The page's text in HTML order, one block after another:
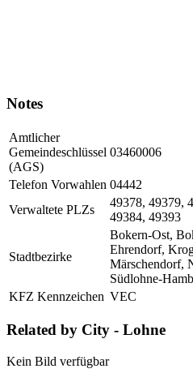
Notes
Amtlicher
Gemeindeschlüssel
(AGS)
03460006
Telefon Vorwahlen 04442
Verwaltete PLZs
49378, 49379,
49384, 49393
Stadtbezirke
Bokern-Ost,
Ehrendorf,
Märschendorf,
Südlohne-
KFZ Kennzeichen VEC
Related by City - Lohne
Kein Bild verfügbar